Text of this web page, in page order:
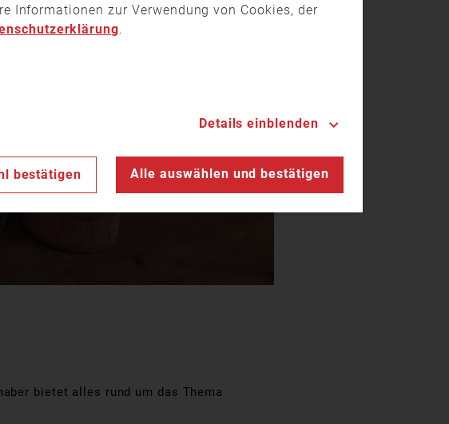
bietet alles rund um das Thema
Informationen zur Verwendung von Cookies, der
.
Details einblenden
bestätigen Alle auswählen und bestätigen